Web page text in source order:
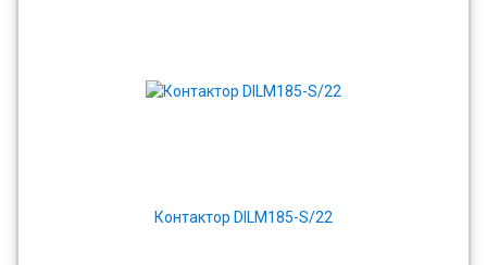
Контактор DILM185-S/22